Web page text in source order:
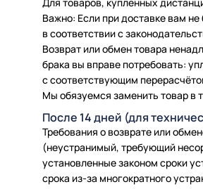
Важно: Если при доставке вам
в соответствии с
Возврат или обмен товара
брака вы вправе потребовать:
с соответствующим
Мы обязуемся заменить товар в
После 14 дней (для
Требования о возврате или
(неустранимый, требующий
установленные законом сроки
срока из-за многократного